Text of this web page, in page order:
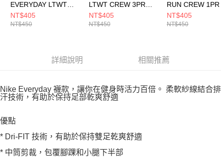
EVERYDAY LTWT
CREW 3PR 男 中統襪
SX7676010
NT$405
NT$450
LTWT CREW 3PR
132 男 中統襪
SX6891915
NT$405
NT$450
RUN CREW 1PR
200 男女 中統襪
HV6919702
NT$405
NT$450
詳細說明 相關推薦
Nike Everyday 襪款，讓你在健身時活力百倍。 柔軟紗線結合排
汗技術，有助於保持足部乾爽舒適
優點
* Dri-FIT 技術，有助於保持雙足乾爽舒適
* 中筒剪裁，包覆腳踝和小腿下半部